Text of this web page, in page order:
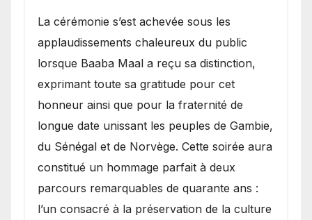
​La cérémonie s’est achevée sous les
applaudissements chaleureux du public
lorsque Baaba Maal a reçu sa distinction,
exprimant toute sa gratitude pour cet
honneur ainsi que pour la fraternité de
longue date unissant les peuples de Gambie,
du Sénégal et de Norvège. Cette soirée aura
constitué un hommage parfait à deux
parcours remarquables de quarante ans :
l’un consacré à la préservation de la culture